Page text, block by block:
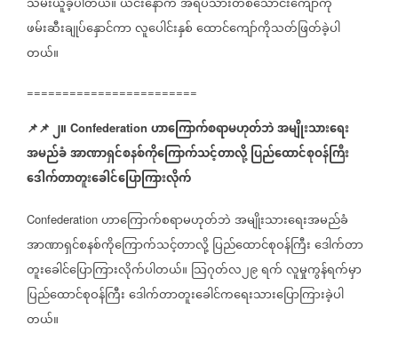
ဖမ်းဆီးချုပ်နှောင်ကာလူပေါင်းနှစ်ထောင်ကျော်ကိုသတ်ဖြတ်ခဲ့ပါ
တယ်။
========================
📌📌၂။ Confederation ဟာကြောက်စရာမဟုတ်ဘဲအမျိုးသားရေး
အမည်ခံအာဏာရှင်စနစ်ကိုကြောက်သင့်တာလို့ပြည်ထောင်စုဝန်ကြီး
ဒေါက်တာတူးခေါင်ပြောကြားလိုက်
Confederation ဟာကြောက်စရာမဟုတ်ဘဲအမျိုးသားရေးအမည်ခံ
အာဏာရှင်စနစ်ကိုကြောက်သင့်တာလို့ပြည်ထောင်စုဝန်ကြီးဒေါက်တာ
တူးခေါင်ပြောကြားလိုက်ပါတယ်။ သြဂုတ်လ၂၉ရက်လူမှုကွန်ရက်မှာ
ပြည်ထောင်စုဝန်ကြီးဒေါက်တာတူးခေါင်ကရေးသားပြောကြားခဲ့ပါ
တယ်။